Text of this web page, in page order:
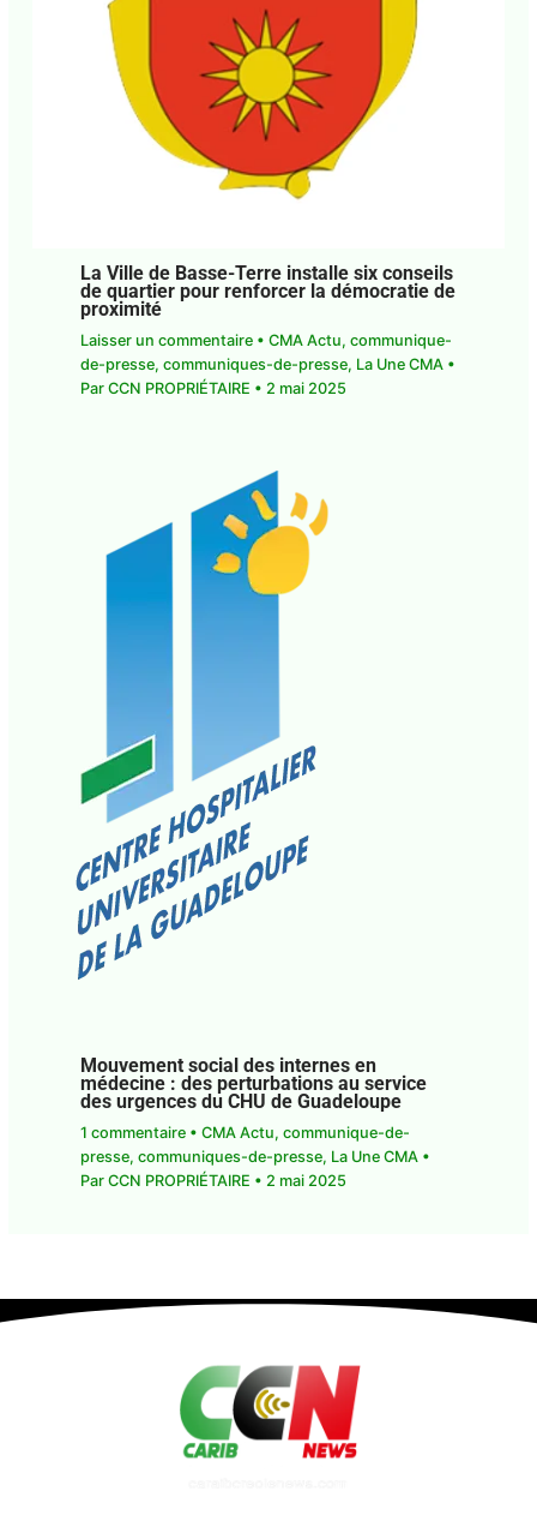
La Ville de Basse-Terre installe six conseils
de quartier pour renforcer la démocratie de
proximité
Laisser un commentaire • CMA Actu, communique-
de-presse, communiques-de-presse, La Une CMA•
Par CCN PROPRIÉTAIRE • 2 mai 2025
Mouvement social des internes en
médecine : des perturbations au service
des urgences du CHU de Guadeloupe
1 commentaire • CMA Actu, communique-de-
presse, communiques-de-presse, La Une CMA •
Par CCN PROPRIÉTAIRE • 2 mai 2025